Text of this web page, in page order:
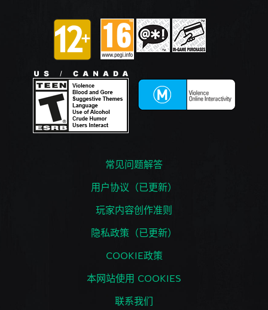
常见问题解答
用户协议（已更新）
玩家内容创作准则
隐私政策（已更新）
COOKIE政策
本网站使用 COOKIES
联系我们